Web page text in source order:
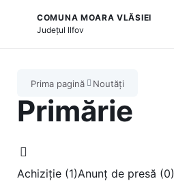
COMUNA MOARA VLĂSIEI
Județul Ilfov
Prima pagină Noutăți
Primărie
Achiziție (1)Anunț de presă (0)